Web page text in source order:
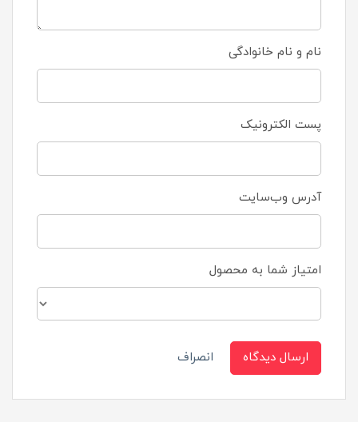
نام و نام خانوادگی
پست الکترونیک
آدرس وب‌سایت
امتیاز شما به محصول
ارسال دیدگاه انصراف